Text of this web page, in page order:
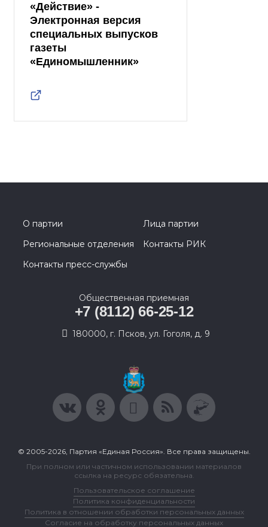
«Действие» -
Электронная версия
специальных выпусков
газеты
«Единомышленник»
О партии
Лица партии
Региональные отделения
Контакты РИК
Контакты пресс-службы
Общественная приемная
+7 (8112) 66-25-12
180000, г. Псков, ул. Гоголя, д. 9
© 2005-2026, Партия «Единая Россия». Все права защищены.
При полном или частичном использовании материалов
ссылка на ресурс обязательна.
Пользовательское соглашение
Политика конфиденциальности
Политика в отношении обработки персональных данных
Согласие на обработку персональных данных